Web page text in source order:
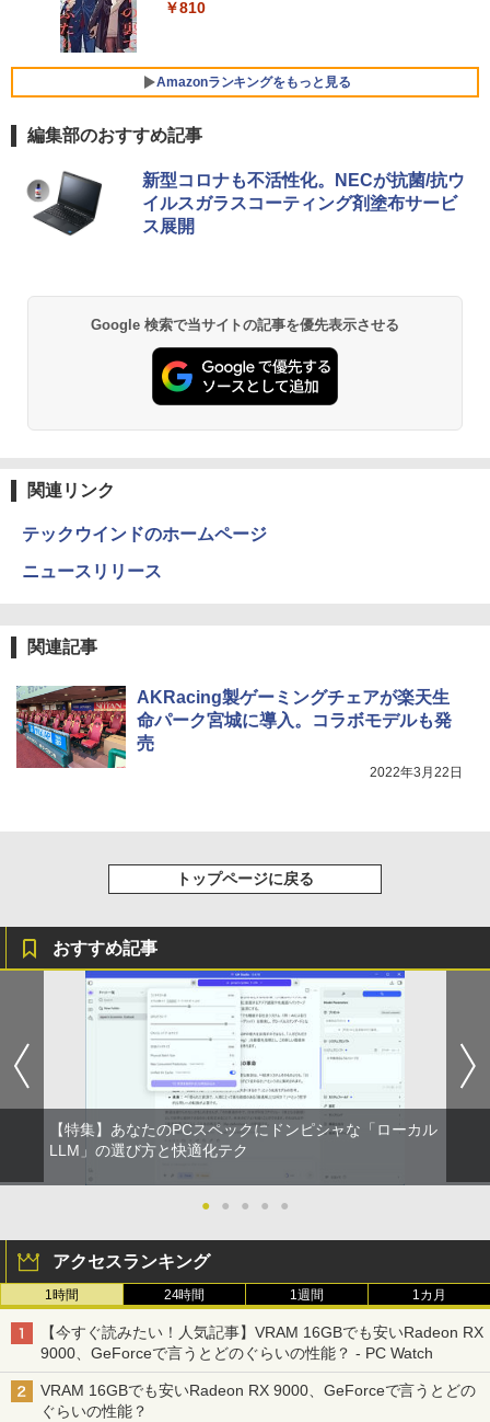
5
MS Office 2024 H&B 搭載｜中古ノート
第10世代 以降 メモリ 8GB SSD 256GB
｜富士通 LIFEBOOK A5510｜中古 ノー
トパソコン オフィス付き 中古PC ノート
PC｜テンキー WEBカメラ 内蔵 Bluetoo
￥34,800
512GB SSD ミニパソコン USB3.2×6 3画
面 4K 高速2.4G/5GWi-Fi BT4.2
￥55,800
5
【中古】Aランク Dell OptiPlex 5090SF
F 第11世代 i7 11700 メモリ16GB NVMe
￥69,800
5
[5%OFFクーポン 10日朝まで]【公式限
定】 液晶ディスプレイ 23.8インチ ワイ
全2色 フルHD 白色LEDバックライト 広
視野角 PTFWLD-24W PTFBLD-24W プ
DMI スピーカー内蔵 ディスプレイ モニ
ター
￥12,900
￥22,000
Xiaomi シャオミ REDMI Buds 8 Lite ワイヤ
レスイヤホン Bluetooth 5.4 ノイズキャンセ
] [ 水 ] [ ペットボトル ] [ 箱買い ] [ ストック
￥998
￥810
Amazonランキングをもっと見る
編集部のおすすめ記事
新型コロナも不活性化。NECが抗菌/抗ウ
イルスガラスコーティング剤塗布サービ
ス展開
Google 検索で当サイトの記事を優先表示させる
関連リンク
テックウインドのホームページ
ニュースリリース
関連記事
AKRacing製ゲーミングチェアが楽天生
命パーク宮城に導入。コラボモデルも発
売
2022年3月22日
トップページに戻る
おすすめ記事
【特集】あなたのPCスペックにドンピシャな「ローカル
LLM」の選び方と快適化テク
● ● ● ● ●
アクセスランキング
1時間 24時間 1週間 1カ月
【今すぐ読みたい！人気記事】VRAM 16GBでも安いRadeon RX
9000、GeForceで言うとどのぐらいの性能？ - PC Watch
VRAM 16GBでも安いRadeon RX 9000、GeForceで言うとどの
ぐらいの性能？